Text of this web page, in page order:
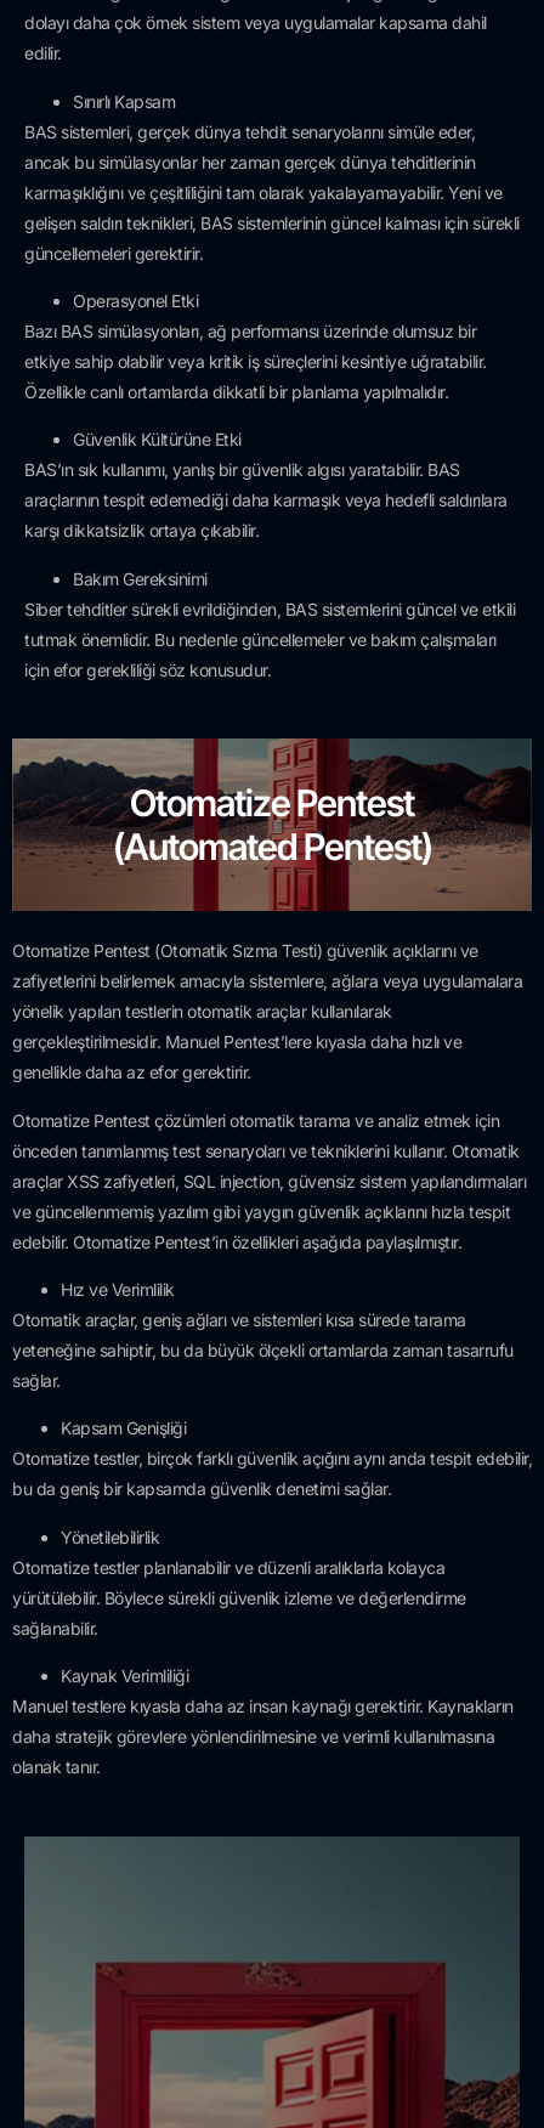
dolayı daha çok örnek sistem veya uygulamalar kapsama dahil
edilir.
Sınırlı Kapsam
BAS sistemleri, gerçek dünya tehdit senaryolarını simüle eder,
ancak bu simülasyonlar her zaman gerçek dünya tehditlerinin
karmaşıklığını ve çeşitliliğini tam olarak yakalayamayabilir. Yeni ve
gelişen saldırı teknikleri, BAS sistemlerinin güncel kalması için sürekli
güncellemeleri gerektirir.
Operasyonel Etki
Bazı BAS simülasyonları, ağ performansı üzerinde olumsuz bir
etkiye sahip olabilir veya kritik iş süreçlerini kesintiye uğratabilir.
Özellikle canlı ortamlarda dikkatli bir planlama yapılmalıdır.
Güvenlik Kültürüne Etki
BAS’ın sık kullanımı, yanlış bir güvenlik algısı yaratabilir. BAS
araçlarının tespit edemediği daha karmaşık veya hedefli saldırılara
karşı dikkatsizlik ortaya çıkabilir.
Bakım Gereksinimi
Siber tehditler sürekli evrildiğinden, BAS sistemlerini güncel ve etkili
tutmak önemlidir. Bu nedenle güncellemeler ve bakım çalışmaları
için efor gerekliliği söz konusudur.
Otomatize Pentest
(Automated Pentest)
Otomatize Pentest (Otomatik Sızma Testi) güvenlik açıklarını ve
zafiyetlerini belirlemek amacıyla sistemlere, ağlara veya uygulamalara
yönelik yapılan testlerin otomatik araçlar kullanılarak
gerçekleştirilmesidir. Manuel Pentest’lere kıyasla daha hızlı ve
genellikle daha az efor gerektirir.
Otomatize Pentest çözümleri otomatik tarama ve analiz etmek için
önceden tanımlanmış test senaryoları ve tekniklerini kullanır. Otomatik
araçlar XSS zafiyetleri, SQL injection, güvensiz sistem yapılandırmaları
ve güncellenmemiş yazılım gibi yaygın güvenlik açıklarını hızla tespit
edebilir. Otomatize Pentest’in özellikleri aşağıda paylaşılmıştır.
Hız ve Verimlilik
Otomatik araçlar, geniş ağları ve sistemleri kısa sürede tarama
yeteneğine sahiptir, bu da büyük ölçekli ortamlarda zaman tasarrufu
sağlar.
Kapsam Genişliği
Otomatize testler, birçok farklı güvenlik açığını aynı anda tespit edebilir,
bu da geniş bir kapsamda güvenlik denetimi sağlar.
Yönetilebilirlik
Otomatize testler planlanabilir ve düzenli aralıklarla kolayca
yürütülebilir. Böylece sürekli güvenlik izleme ve değerlendirme
sağlanabilir.
Kaynak Verimliliği
Manuel testlere kıyasla daha az insan kaynağı gerektirir. Kaynakların
daha stratejik görevlere yönlendirilmesine ve verimli kullanılmasına
olanak tanır.